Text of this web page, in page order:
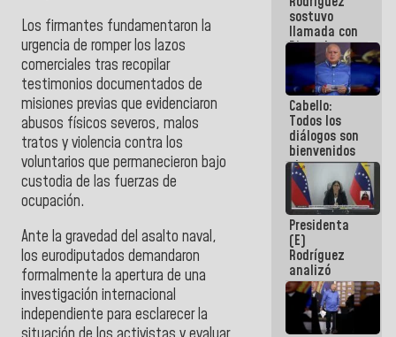
Los firmantes fundamentaron la
urgencia de romper los lazos
comerciales tras recopilar
testimonios documentados de
misiones previas que evidenciaron
abusos físicos severos, malos
tratos y violencia contra los
voluntarios que permanecieron bajo
custodia de las fuerzas de
ocupación.
Ante la gravedad del asalto naval,
los eurodiputados demandaron
formalmente la apertura de una
investigación internacional
independiente para esclarecer la
sostuvo
llamada con
Dinorah
Figuera y
acuerdan
primer
encuentro
presencial
para el
diálogo
Cabello:
Todos los
diálogos son
bienvenidos
siempre que
estén en el
marco de la
Constitución
de la
República
Presidenta
(E)
Rodríguez
analizó
junto a
gobernadores
planes de
recuperación